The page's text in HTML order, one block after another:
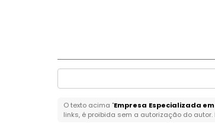
O texto acima "Empresa Especializada
links, é proibida sem a autorização do